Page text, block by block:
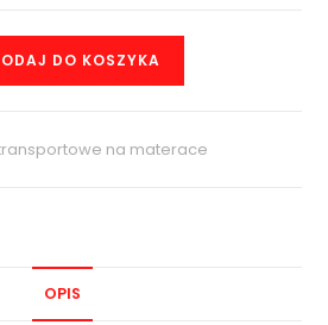
DO KOSZYKA
na materace
OPIS